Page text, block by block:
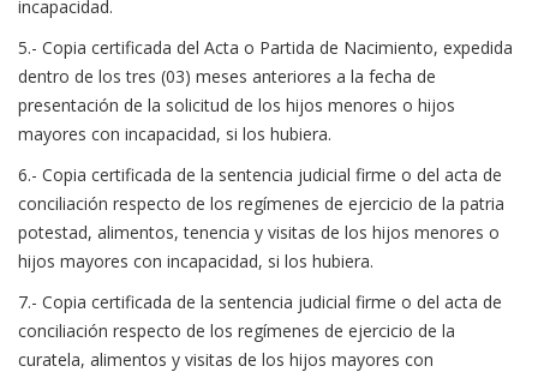
incapacidad.
5.- Copia certificada del Acta o Partida de Nacimiento, expedida
dentro de los tres (03) meses anteriores a la fecha de
presentación de la solicitud de los hijos menores o hijos
mayores con incapacidad, si los hubiera.
6.- Copia certificada de la sentencia judicial firme o del acta de
conciliación respecto de los regímenes de ejercicio de la patria
potestad, alimentos, tenencia y visitas de los hijos menores o
hijos mayores con incapacidad, si los hubiera.
7.- Copia certificada de la sentencia judicial firme o del acta de
conciliación respecto de los regímenes de ejercicio de la
curatela, alimentos y visitas de los hijos mayores con